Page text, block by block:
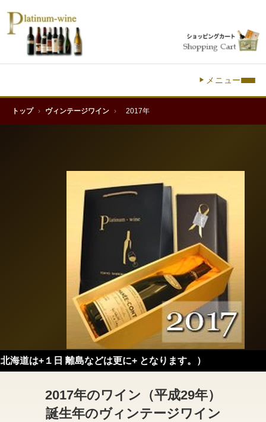
メニュー
トップ › ヴィンテージワイン › 2017年
離島などは更に+ となります。）
2017年のワイン（平成29年）
誕生年のヴィンテージワイン